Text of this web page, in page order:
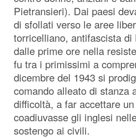
Pietransieri). Dai paesi
di sfollati verso le aree
torricelliano, antifascista
dalle prime ore nella
fu tra i primissimi a
dicembre del 1943 si
comando alleato di stanza
difficoltà, a far accettare
coadiuvasse gli inglesi
sostengo ai civili.